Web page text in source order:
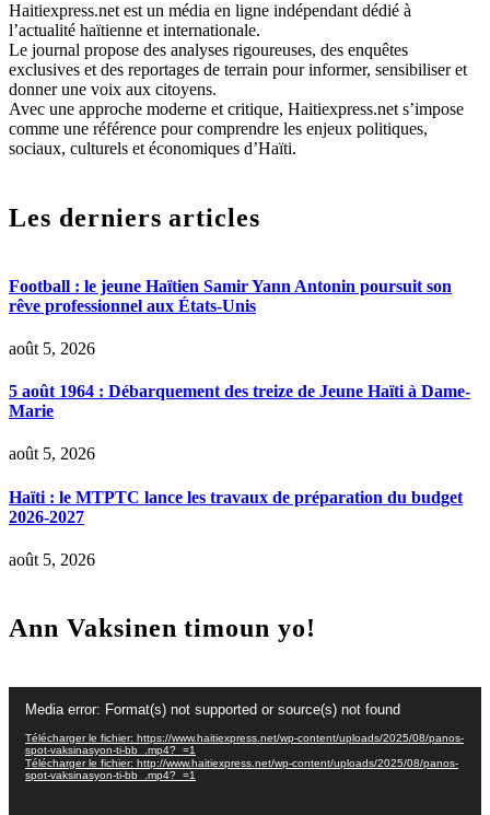
Haitiexpress.net est un média en ligne indépendant dédié à
l’actualité haïtienne et internationale.
Le journal propose des analyses rigoureuses, des enquêtes
exclusives et des reportages de terrain pour informer, sensibiliser et
donner une voix aux citoyens.
Avec une approche moderne et critique, Haitiexpress.net s’impose
comme une référence pour comprendre les enjeux politiques,
sociaux, culturels et économiques d’Haïti.
Les derniers articles
Football : le jeune Haïtien Samir Yann Antonin poursuit son
rêve professionnel aux États-Unis
août 5, 2026
5 août 1964 : Débarquement des treize de Jeune Haïti à Dame-
Marie
août 5, 2026
Haïti : le MTPTC lance les travaux de préparation du budget
2026-2027
août 5, 2026
Ann Vaksinen timoun yo!
vidéo
Media error: Format(s) not supported or source(s) not found
Télécharger le fichier: https://www.haitiexpress.net/wp-content/uploads/2025/08/panos-
spot-vaksinasyon-ti-bb_.mp4?_=1
Télécharger le fichier: http://www.haitiexpress.net/wp-content/uploads/2025/08/panos-
spot-vaksinasyon-ti-bb_.mp4?_=1